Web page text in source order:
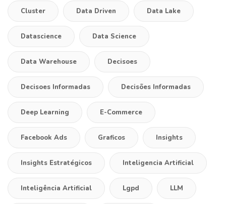
Cluster Data Driven Data Lake
Datascience Data Science
Data Warehouse Decisoes
Decisoes Informadas Decisões Informadas
Deep Learning E-Commerce
Facebook Ads Graficos Insights
Insights Estratégicos Inteligencia Artificial
Inteligência Artificial Lgpd LLM